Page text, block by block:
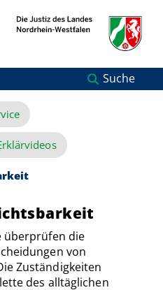
Suche
überprüfen die
von
Zuständigkeiten
des alltäglichen